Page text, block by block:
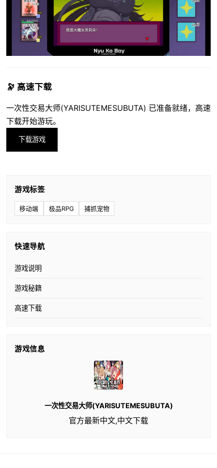
🔭 高速下载
一次性交易大师(YARISUTEMESUBUTA) 已准备就绪，高速
下载开始游玩。
下载游戏
游戏标签
移动端 极品RPG 捕抓宠物
快速导航
游戏说明
游戏秘籍
高速下载
游戏信息
一次性交易大师(YARISUTEMESUBUTA)
官方最新中文,中文下载